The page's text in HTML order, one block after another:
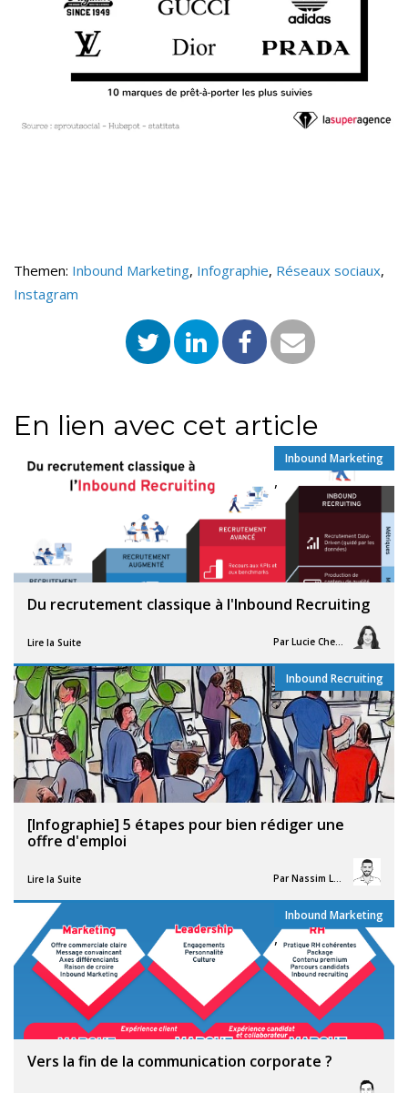
Themen: Inbound Marketing, Infographie, Réseaux sociaux,
Instagram
En lien avec cet article
Du recrutement classique à l'Inbound Recruiting
Lire la Suite Par Lucie Chesné
Inbound Marketing
,
[Infographie] 5 étapes pour bien rédiger une
offre d'emploi
Lire la Suite Par Nassim Lhacheq
Inbound Recruiting
,
Vers la fin de la communication corporate ?
Inbound Marketing
,